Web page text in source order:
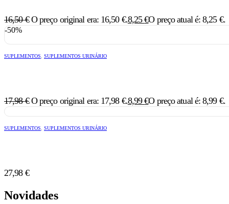
16,50€ O preço original era: 16,50 €.8,25€O preço atual é: 8,25 €.
-50%
SUPLEMENTOS SUPLEMENTOS URINÁRIO
17,98€ O preço original era: 17,98 €.8,99€O preço atual é: 8,99 €.
SUPLEMENTOS SUPLEMENTOS URINÁRIO
27,98 €
Novidades